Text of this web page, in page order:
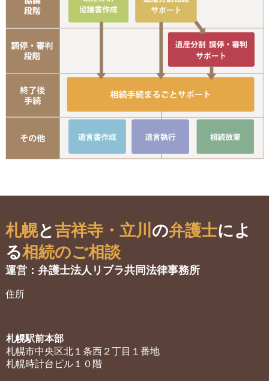
札幌と吉祥寺・立川 の弁護士によ
る相続のご相談
運営：弁護士法人リブラ共同法律事務所
住所
札幌駅前本部
札幌市中央区北１条西２丁目１番地
札幌時計台ビル１０階